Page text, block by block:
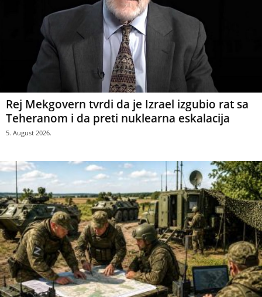
Rej Mekgovern tvrdi da je Izrael izgubio rat sa
Teheranom i da preti nuklearna eskalacija
5. August 2026.